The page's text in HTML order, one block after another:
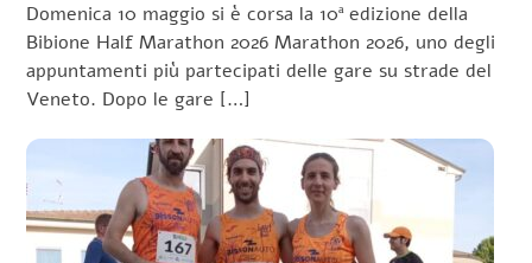
Domenica 10 maggio si è corsa la 10ª edizione della
Bibione Half Marathon 2026 Marathon 2026, uno degli
appuntamenti più partecipati delle gare su strade del
Veneto. Dopo le gare […]